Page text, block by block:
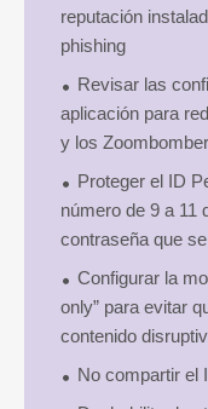
reputación
phishing
Revisar las
aplicación para
y los
Proteger el ID
número de 9 a 11
contraseña que
Configurar la
only” para evitar
contenido
No compartir el